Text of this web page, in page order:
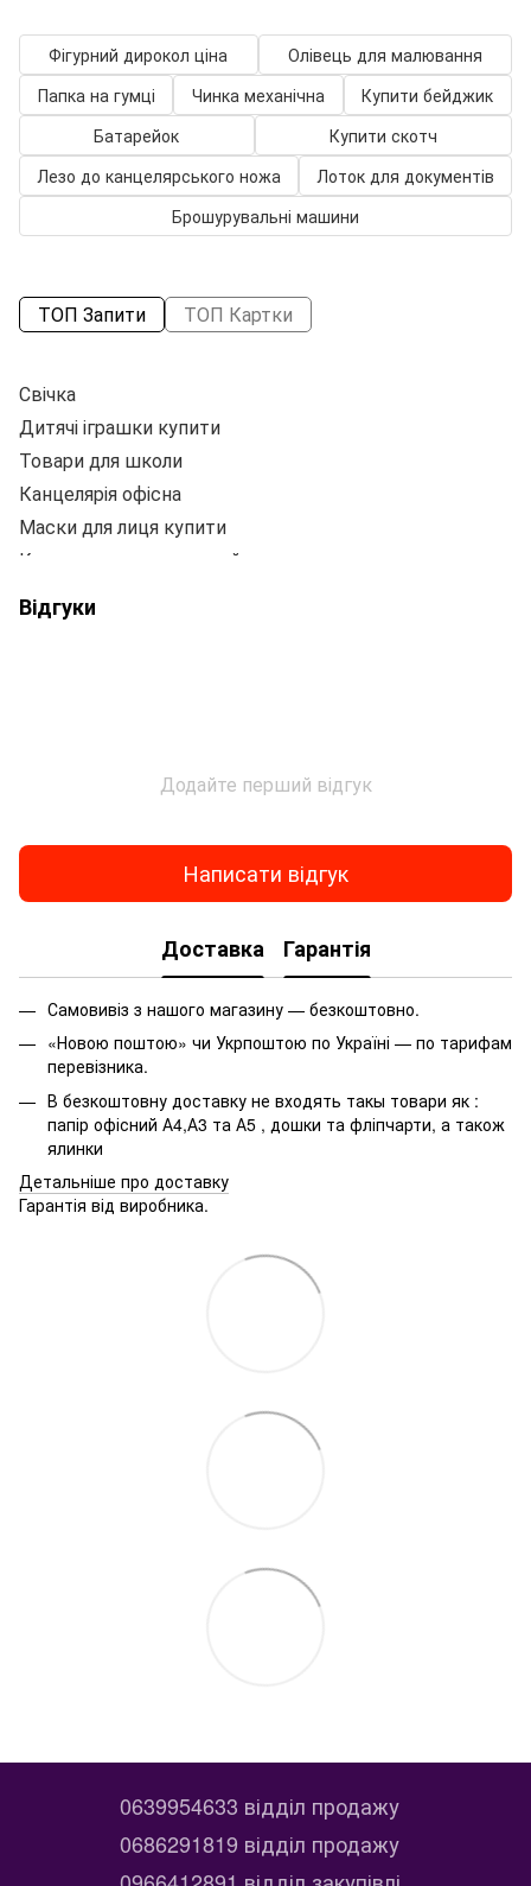
Фігурний дирокол ціна
Олівець для малювання
Папка на гумці
Чинка механічна
Купити бейджик
Батарейок
Купити скотч
Лезо до канцелярського ножа
Лоток для документів
Брошурувальні машини
ТОП Запити ТОП Картки
Свічка
Дитячі іграшки купити
Товари для школи
Канцелярія офісна
Маски для лиця купити
Купити принтер дитячий
Набір фарб купити
Пазли україна
Папка на кнопку
Каталог коробок
Структурна паста
Купити ялинку штучну в україні
Атлас і контурна карта
Художня пастель
Купити подарункові сертифікати
Офісний папір а4
Шаблон для листа діду морозу
Відгуки
Додайте перший відгук
Написати відгук
Доставка Гарантія
Самовивіз з нашого магазину — безкоштовно.
«Новою поштою» чи Укрпоштою по Україні — по тарифам
перевізника.
В безкоштовну доставку не входять такы товари як :
папір офісний А4,А3 та А5 , дошки та фліпчарти, а також
ялинки
Детальніше про доставку
Гарантія від виробника.
0639954633 відділ продажу
0686291819 відділ продажу